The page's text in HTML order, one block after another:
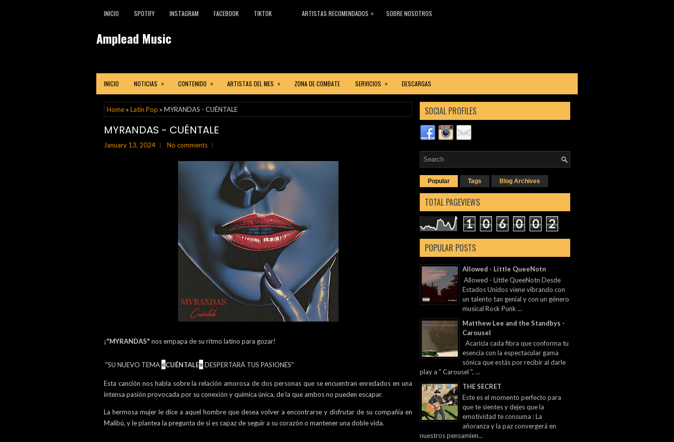
INICIO SPOTIFY INSTAGRAM FACEBOOK TIKTOK ARTISTAS RECOMENDADOS » SOBRE NOSOTROS
Amplead Music
INICIO NOTICIAS » CONTENIDO » ARTISTAS DEL MES » ZONA DE COMBATE SERVICIOS » DESCARGAS
Home » Latin Pop » MYRANDAS - CUÉNTALE
MYRANDAS - CUÉNTALE
January 13, 2024 No comments
¡"MYRANDAS" nos empapa de su ritmo latino para gozar!
"SU NUEVO TEMA«CUÉNTALE»DESPERTARÁ TUS PASIONES"
Esta canción nos habla sobre la relación amorosa de dos personas que se encuentran enredados en una
intensa pasión provocada por su conexión y química única, de la que ambos no pueden escapar.
La hermosa mujer le dice a aquel hombre que desea volver a encontrarse y disfrutar de su compañía en
Malibú, y le plantea la pregunta de si es capaz de seguir a su corazón o mantener una doble vida.
SOCIAL PROFILES
Popular Tags Blog Archives
TOTAL PAGEVIEWS
1 0 6 0 0 2
POPULAR POSTS
Allowed - Little QueeNotn
Allowed - Little QueeNotn Desde
Estados Unidos viene vibrando con
un talento tan genial y con un género
musical Rock Punk ...
Matthew Lee and the Standbys -
Carousel
Acaricia cada fibra que conforma tu
esencia con la espectacular gama
sónica que estás por recibir al darle
play a " Carousel ", ...
THE SECRET
Este es el momento perfecto para
que te sientes y dejes que la
emotividad te consuma : La
añoranza y la paz convergerá en
nuestros pensamien...